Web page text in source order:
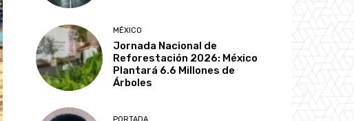
MÉXICO
Jornada Nacional de
Reforestación 2026: México
Plantará 6.6 Millones de
Árboles